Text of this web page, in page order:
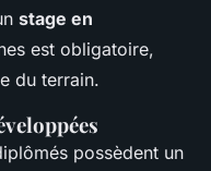
stage en
est obligatoire,
du terrain.
possèdent un